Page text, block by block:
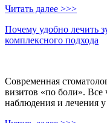
Читать далее >>>
Почему удобно лечить
комплексного подхода
Современная
визитов «по боли».
наблюдения и лечения